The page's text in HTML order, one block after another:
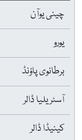
چینی یوآن
یورو
برطانوی پاؤنڈ
آسٹریلیا ڈالر
کینیڈا ڈالر